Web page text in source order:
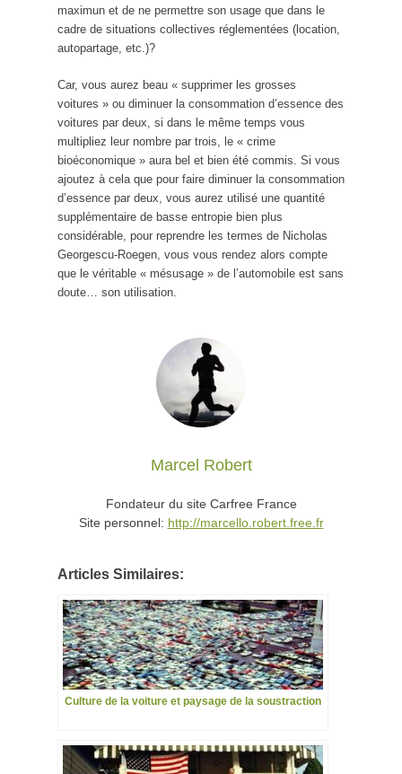
maximun et de ne permettre son usage que dans le
cadre de situations collectives réglementées (location,
autopartage, etc.)?
Car, vous aurez beau « supprimer les grosses
voitures » ou diminuer la consommation d’essence des
voitures par deux, si dans le même temps vous
multipliez leur nombre par trois, le « crime
bioéconomique » aura bel et bien été commis. Si vous
ajoutez à cela que pour faire diminuer la consommation
d’essence par deux, vous aurez utilisé une quantité
supplémentaire de basse entropie bien plus
considérable, pour reprendre les termes de Nicholas
Georgescu-Roegen, vous vous rendez alors compte
que le véritable « mésusage » de l’automobile est sans
doute… son utilisation.
Marcel Robert
Fondateur du site Carfree France
Site personnel: http://marcello.robert.free.fr
Articles Similaires:
Culture de la voiture et paysage de la soustraction